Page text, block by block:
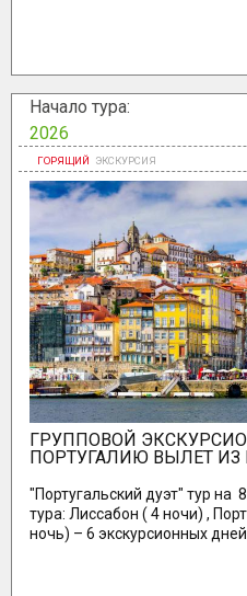
Начало тура:
2026
ГРУППОВОЙ
ПОРТУГАЛИЮ ВЫЛЕТ
"Португальский дуэт" тур на
тура: Лиссабон ( 4 ночи) ,
ночь) – 6 экскурсионных дней